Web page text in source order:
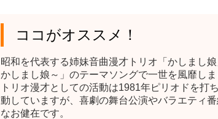
ココがオススメ！
昭和を代表する姉妹音曲漫才トリオ「かしまし
かしまし娘～」のテーマソングで一世を風靡しま
トリオ漫才としての活動は1981年ピリオドを
動していますが、喜劇の舞台公演やバラエティ
なお健在です。